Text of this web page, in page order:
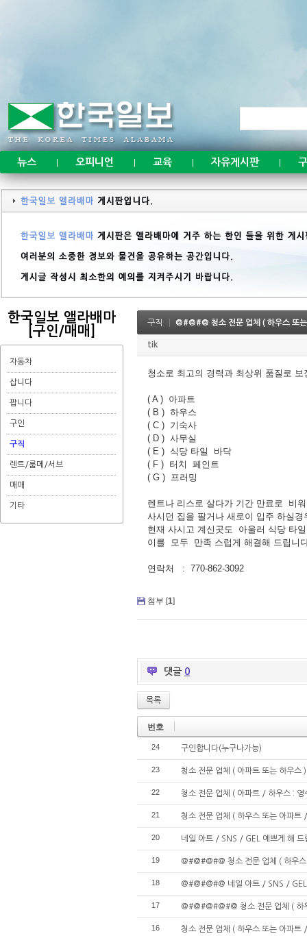
뉴스 오피니언 교육 자유게시판
한국일보 앨라배마
[구인/매매]
자동차
삽니다
팝니다
구인
구직
렌트/룸메/서브
매매
기타
구직 @#@#@ 청소 전문 업체 ( 하우스 또
tik
청소로 최고의 경력과 최상위 품질로 보
( A ) 아파트
( B ) 하우스
( C ) 기숙사
( D ) 사무실
( E ) 식당 타일 바닥
( F ) 터치 페인트
( G ) 프러밍
렌트나 리스로 살다가 기간 만료로 비
사시던 집을 팔거나 새로이 입주 하실경
현재 사시고 계신곳도 아울러 식당 타
이를 모두 만족 스럽게 해결해 드립니
연락처 : 770-862-3092
첨부 [1]
댓글 0
목록
번호
24 구인합니다(누구나가능)
23 청소 전문 업체 ( 아파트 또는 하우스 )
22 청소 전문 업체 ( 아파트 / 하우스 : 영
21 청소 전문 업체 ( 하우스 또는 아파트
20 네일 아트 / SNS / GEL 예쁘게 해 드
19 @#@#@#@ 청소 전문 업체 ( 하우
18 @#@#@#@ 네일 아트 / SNS /
17 @#@#@#@#@ 청소 전문 업체 (
16 청소 전문 업체 ( 하우스 또는 아파트